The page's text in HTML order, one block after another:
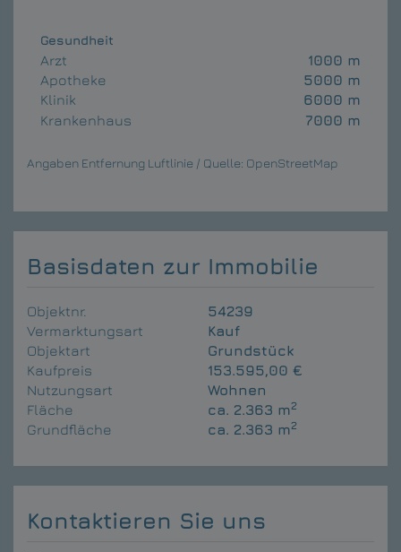
Gesundheit
Arzt
1000 m
Apotheke
5000 m
Klinik
6000 m
Krankenhaus
7000 m
Angaben Entfernung Luftlinie / Quelle: OpenStreetMap
Basisdaten zur Immobilie
Objektnr.
54239
Vermarktungsart
Kauf
Objektart
Grundstück
Kaufpreis
153.595,00 €
Nutzungsart
Wohnen
Fläche
ca. 2.363 m2
Grundfläche ca. 2.363 m2
Kontaktieren Sie uns